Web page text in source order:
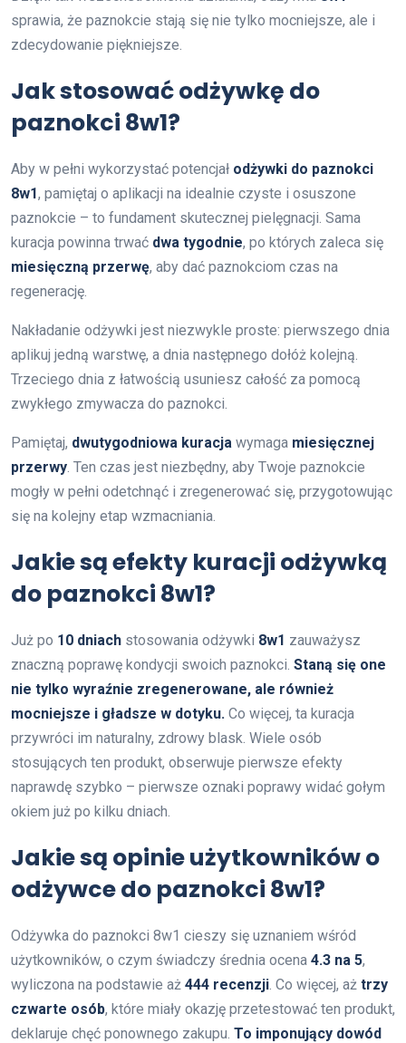
sprawia, że paznokcie stają się nie tylko mocniejsze, ale i
zdecydowanie piękniejsze.
Jak stosować odżywkę do
paznokci 8w1?
Aby w pełni wykorzystać potencjał odżywki do paznokci
8w1, pamiętaj o aplikacji na idealnie czyste i osuszone
paznokcie – to fundament skutecznej pielęgnacji. Sama
kuracja powinna trwać dwa tygodnie, po których zaleca się
miesięczną przerwę, aby dać paznokciom czas na
regenerację.
Nakładanie odżywki jest niezwykle proste: pierwszego dnia
aplikuj jedną warstwę, a dnia następnego dołóż kolejną.
Trzeciego dnia z łatwością usuniesz całość za pomocą
zwykłego zmywacza do paznokci.
Pamiętaj, dwutygodniowa kuracja wymaga miesięcznej
przerwy. Ten czas jest niezbędny, aby Twoje paznokcie
mogły w pełni odetchnąć i zregenerować się, przygotowując
się na kolejny etap wzmacniania.
Jakie są efekty kuracji odżywką
do paznokci 8w1?
Już po 10 dniach stosowania odżywki 8w1 zauważysz
znaczną poprawę kondycji swoich paznokci. Staną się one
nie tylko wyraźnie zregenerowane, ale również
mocniejsze i gładsze w dotyku. Co więcej, ta kuracja
przywróci im naturalny, zdrowy blask. Wiele osób
stosujących ten produkt, obserwuje pierwsze efekty
naprawdę szybko – pierwsze oznaki poprawy widać gołym
okiem już po kilku dniach.
Jakie są opinie użytkowników o
odżywce do paznokci 8w1?
Odżywka do paznokci 8w1 cieszy się uznaniem wśród
użytkowników, o czym świadczy średnia ocena 4.3 na 5,
wyliczona na podstawie aż 444 recenzji. Co więcej, aż trzy
czwarte osób, które miały okazję przetestować ten produkt,
deklaruje chęć ponownego zakupu. To imponujący dowód